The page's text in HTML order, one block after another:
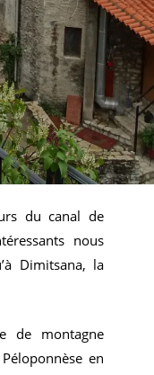
du canal de
nous
Dimitsana, la
de montagne
en